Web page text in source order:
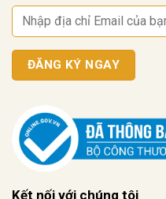
Kết nối với chúng tôi